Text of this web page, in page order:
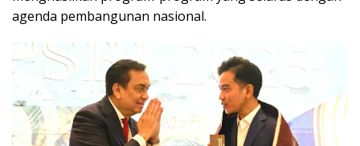
agenda pembangunan nasional.